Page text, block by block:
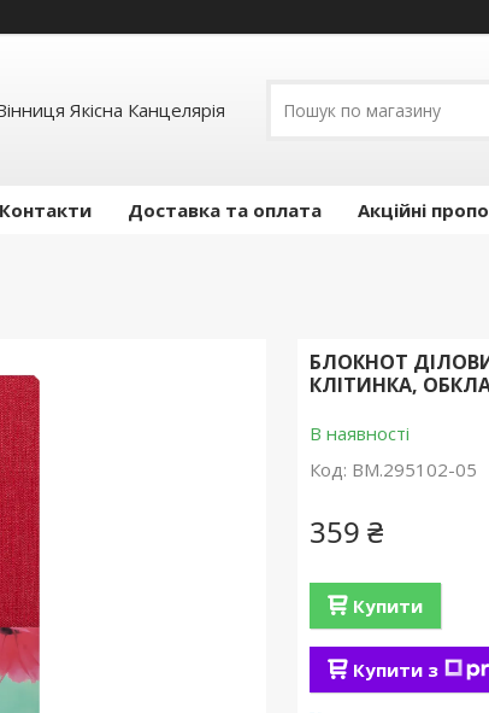
Якісна Канцелярія
Контакти Доставка та оплата Акційні
БЛОКНОТ ДІЛОВИЙ
КЛІТИНКА,
В наявності
Код: BM.295102-05
359 ₴
Купити
Купити з